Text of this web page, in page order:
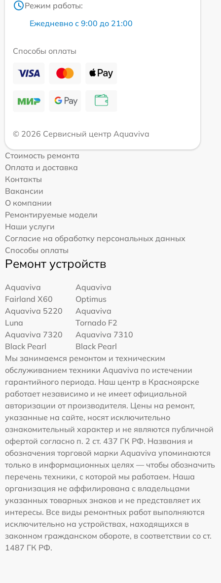
Режим работы:
Ежедневно с 9:00 до 21:00
Способы оплаты
© 2026 Сервисный центр Aquaviva
Стоимость ремонта
Оплата и доставка
Контакты
Вакансии
О компании
Ремонтируемые модели
Наши услуги
Согласие на обработку персональных данных
Способы оплаты
Ремонт устройств
Aquaviva
Fairland X60
Aquaviva
Optimus
Aquaviva 5220
Luna
Aquaviva
Tornado F2
Aquaviva 7320
Black Pearl
Aquaviva 7310
Black Pearl
Мы занимаемся ремонтом и техническим
обслуживанием техники Aquaviva по истечении
гарантийного периода. Наш центр в Красноярске
работает независимо и не имеет официальной
авторизации от производителя. Цены на ремонт,
указанные на сайте, носят исключительно
ознакомительный характер и не являются публичной
офертой согласно п. 2 ст. 437 ГК РФ. Названия и
обозначения торговой марки Aquaviva упоминаются
только в информационных целях — чтобы обозначить
перечень техники, с которой мы работаем. Наша
организация не аффилирована с владельцами
указанных товарных знаков и не представляет их
интересы. Все виды ремонтных работ выполняются
исключительно на устройствах, находящихся в
законном гражданском обороте, в соответствии со ст.
1487 ГК РФ.